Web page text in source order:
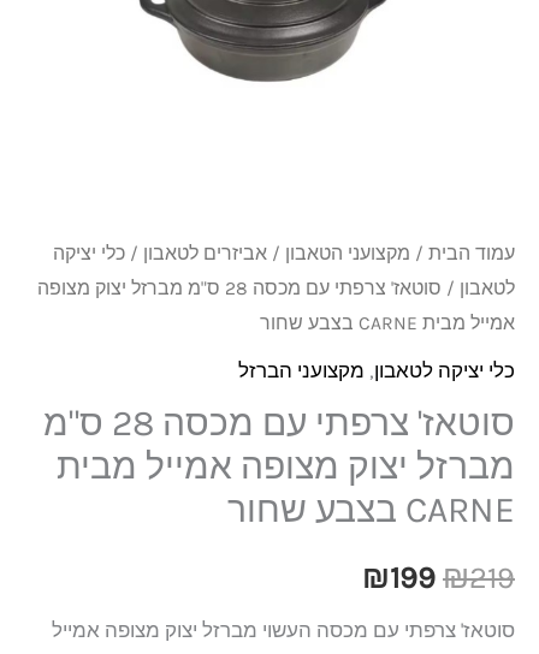
עמוד הבית / מקצועני הטאבון / אביזרים לטאבון / כלי יציקה
לטאבון
/ סוטאז' צרפתי עם מכסה 28 ס"מ מברזל יצוק מצופה
אמייל מבית CARNE בצבע שחור
כלי יציקה לטאבון, מקצועני הברזל
סוטאז' צרפתי עם מכסה 28 ס"מ
מברזל יצוק מצופה אמייל מבית
CARNE בצבע שחור
₪219
₪219.
₪199
₪199.
סוטאז' צרפתי עם מכסה העשוי מברזל יצוק מצופה אמייל
מבית
CARNE